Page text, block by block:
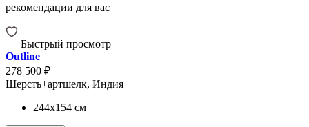
рекомендации для вас
Быстрый просмотр
Outline
278 500 ₽
Шерсть+артшелк, Индия
244x154 см